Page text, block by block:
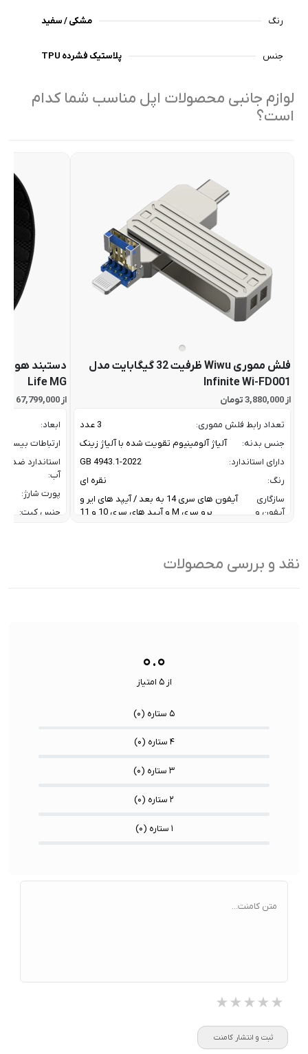
رنگ مشکی / سفید
جنس پلاستیک فشرده TPU
لوازم جانبی محصولات اپل مناسب شما کدام
است؟
فلش مموری Wiwu ظرفیت 32 گیگابایت مدل
Infinite Wi-FD001
از 3,880,000 تومان
تعداد رابط فلش مموری:
3 عدد
جنس بدنه:
آلیاژ آلومینیوم تقویت شده با آلیاژ زینک
دارای استاندارد:
GB 4943.1-2022
رنگ:
نقره ای
سازگاری
آیفون و
آیفون های سری 14 به بعد / آیپد های ایر و
پرو سری M و آیپد های سری 10 و 11
ظرفیت:
Life MG
از 67,799,000 تومان
ابعاد:
ارتباطات بیسیم:
استاندارد ضد
آب:
پورت شارژ:
جنس کیت:
نقد و بررسی محصولات
۰.۰
از ۵ امتیاز
۵ ستاره ( ۰)
۴ ستاره ( ۰)
۳ ستاره ( ۰)
۲ ستاره ( ۰)
۱ ستاره ( ۰)
متن کامنت...
★★★★★
★★★★★
★★★★★
ثبت و انتشار کامنت